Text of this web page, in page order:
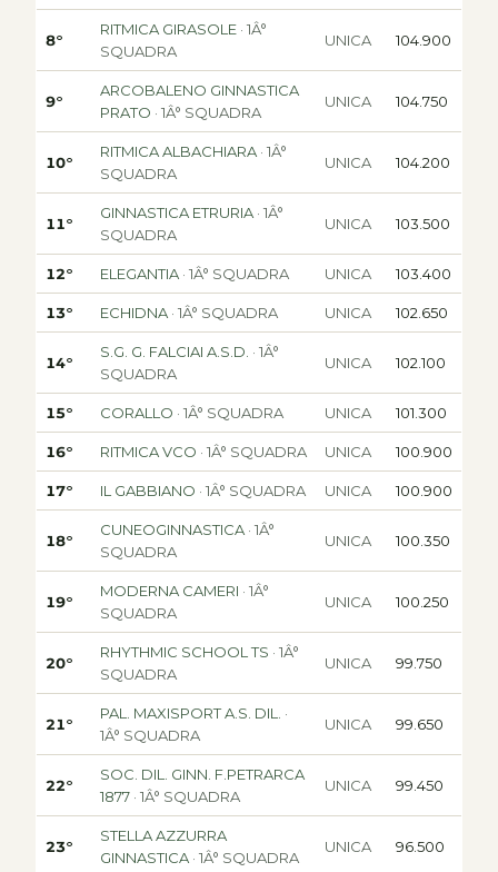
8°
RITMICA GIRASOLE · 1Â°
SQUADRA
UNICA 104.900
9°
ARCOBALENO GINNASTICA
PRATO · 1Â° SQUADRA
UNICA 104.750
10°
RITMICA ALBACHIARA · 1Â°
SQUADRA
UNICA 104.200
11°
GINNASTICA ETRURIA · 1Â°
SQUADRA
UNICA 103.500
12° ELEGANTIA · 1Â° SQUADRA UNICA 103.400
13° ECHIDNA · 1Â° SQUADRA UNICA 102.650
14°
S.G. G. FALCIAI A.S.D. · 1Â°
SQUADRA
UNICA 102.100
15° CORALLO · 1Â° SQUADRA UNICA 101.300
16° RITMICA VCO · 1Â° SQUADRA UNICA 100.900
17° IL GABBIANO · 1Â° SQUADRA UNICA 100.900
18°
CUNEOGINNASTICA · 1Â°
SQUADRA
UNICA 100.350
19°
MODERNA CAMERI · 1Â°
SQUADRA
UNICA 100.250
20°
RHYTHMIC SCHOOL TS · 1Â°
SQUADRA
UNICA 99.750
21°
PAL. MAXISPORT A.S. DIL.
·
1Â° SQUADRA
UNICA 99.650
22°
SOC. DIL. GINN. F.PETRARCA
1877 · 1Â° SQUADRA
UNICA 99.450
23°
STELLA AZZURRA
GINNASTICA · 1Â° SQUADRA
UNICA 96.500